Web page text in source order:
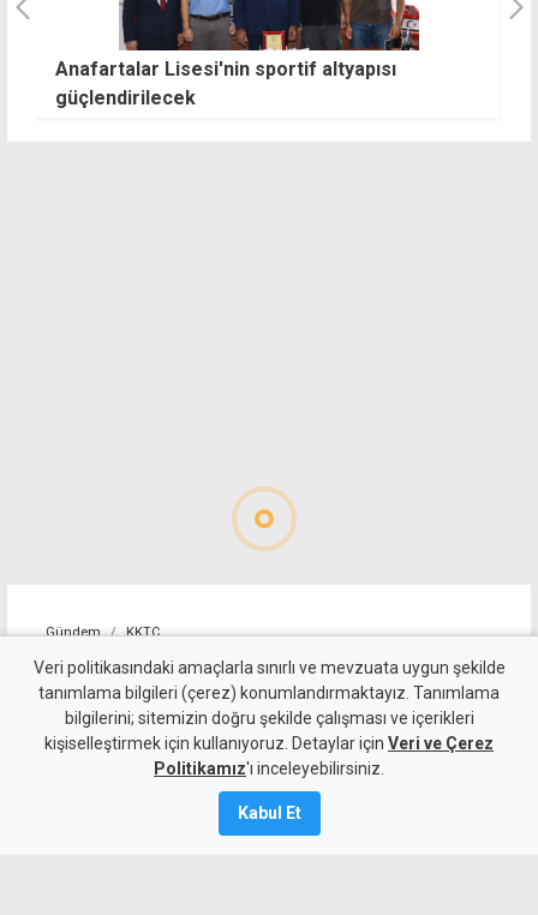
Anafartalar Lisesi'nin sportif altyapısı
güçlendirilecek
Gündem KKTC
Gönyeli'de Kandilli Sokak’a
kapsamlı dönüşüm
9 Ağustos 2026
Veri politikasındaki amaçlarla sınırlı ve mevzuata uygun şekilde
tanımlama bilgileri (çerez) konumlandırmaktayız. Tanımlama
bilgilerini; sitemizin doğru şekilde çalışması ve içerikleri
kişiselleştirmek için kullanıyoruz. Detaylar için Veri ve Çerez
Politikamız'ı inceleyebilirsiniz.
Kabul Et